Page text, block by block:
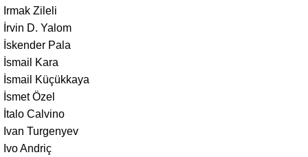
Irmak Zileli
İrvin D. Yalom
İskender Pala
İsmail Kara
İsmail Küçükkaya
İsmet Özel
İtalo Calvino
Ivan Turgenyev
Ivo Andriç